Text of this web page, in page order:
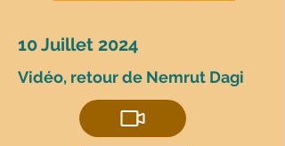
10 Juillet 2024
Vidéo, retour de Nemrut Dagi